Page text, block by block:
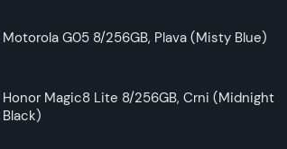
Motorola G05 8/256GB, Plava (Misty Blue)
Honor Magic8 Lite 8/256GB, Crni (Midnight
Black)